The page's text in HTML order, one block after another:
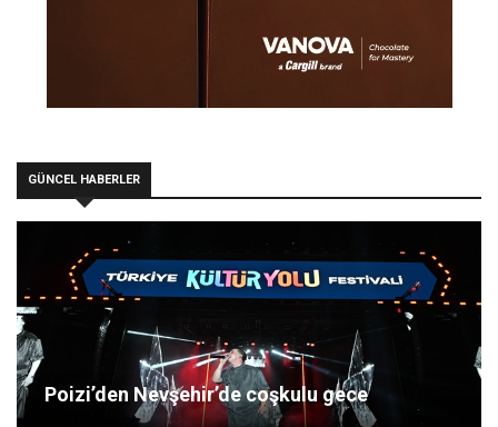
GÜNCEL HABERLER
Poizi’den Nevşehir’de coşkulu gece